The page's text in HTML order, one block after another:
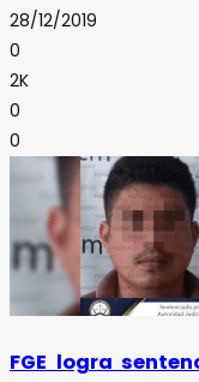
28/12/2019
0
2K
0
0
FGE logra